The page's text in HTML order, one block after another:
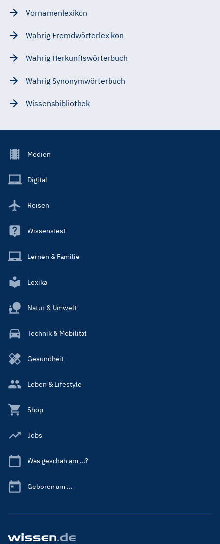
Vornamenlexikon
Wahrig Fremdwörterlexikon
Wahrig Herkunftswörterbuch
Wahrig Synonymwörterbuch
Wissensbibliothek
Footer
Main
Medien
Digital
Reisen
Wissenstest
Lernen & Familie
Lexika
Natur & Umwelt
Technik & Mobilität
Gesundheit
Leben & Lifestyle
Shop
Jobs
Was geschah am ...?
Geboren am ...